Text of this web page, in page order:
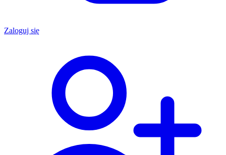
Zaloguj się